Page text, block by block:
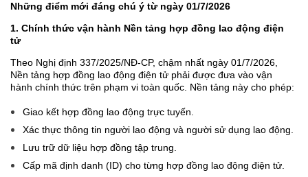
Những điểm mới đáng chú ý từ ngày 01/7/2026
1. Chính thức vận hành Nền tảng hợp đồng lao động điện
tử
Theo Nghị định 337/2025/NĐ-CP, chậm nhất ngày 01/7/2026,
Nền tảng hợp đồng lao động điện tử phải được đưa vào vận
hành chính thức trên phạm vi toàn quốc. Nền tảng này cho phép:
Giao kết hợp đồng lao động trực tuyến.
Xác thực thông tin người lao động và người sử dụng lao động.
Lưu trữ dữ liệu hợp đồng tập trung.
Cấp mã định danh (ID) cho từng hợp đồng lao động điện tử.